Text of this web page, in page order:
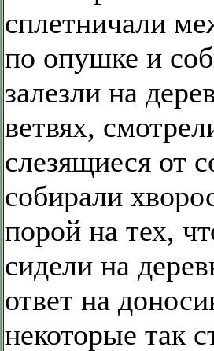
сплетничали
по опушке и
залезли на
ветвях,
слезящиеся от
собирали
порой на тех,
сидели на
ответ на
некоторые так